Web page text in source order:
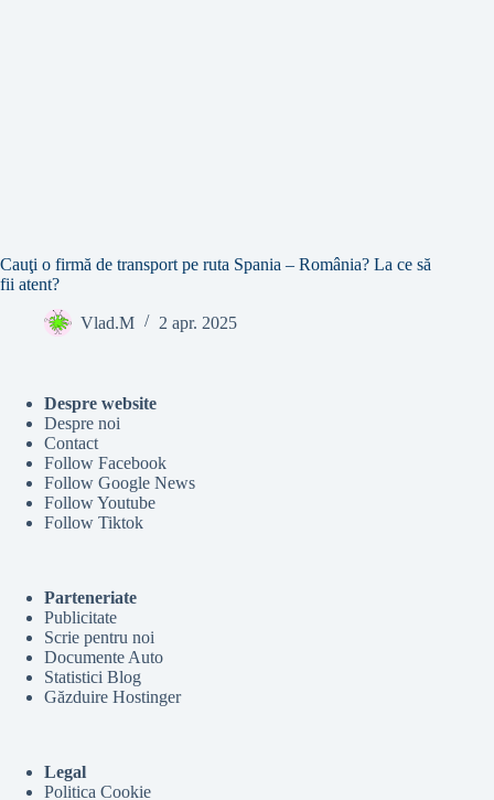
Cauţi o firmă de transport pe ruta Spania – România? La ce să
fii atent?
Vlad.M 2 apr. 2025
Despre website
Despre noi
Contact
Follow Facebook
Follow Google News
Follow Youtube
Follow Tiktok
Parteneriate
Publicitate
Scrie pentru noi
Documente Auto
Statistici Blog
Găzduire Hostinger
Legal
Politica Cookie